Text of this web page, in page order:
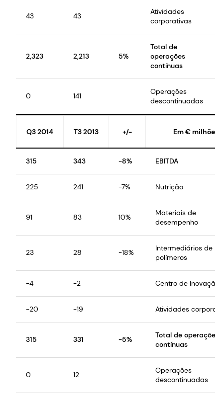
43 43
Atividades
corporativas
2,323 2,213 5%
Total de
operações
contínuas
0 141
Operações
descontinuadas
Q3 2014 T3 2013 +/- Em € milhões
315 343 -8% EBITDA
225 241 -7% Nutrição
91 83 10%
Materiais de
desempenho
23 28 -18%
Intermediários de
polímeros
-4 -2 Centro de Inovação
-20 -19 Atividades
315 331 -5%
Total de operações
contínuas
0 12
Operações
descontinuadas